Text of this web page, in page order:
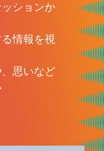
ションか
情報を視
思いなど